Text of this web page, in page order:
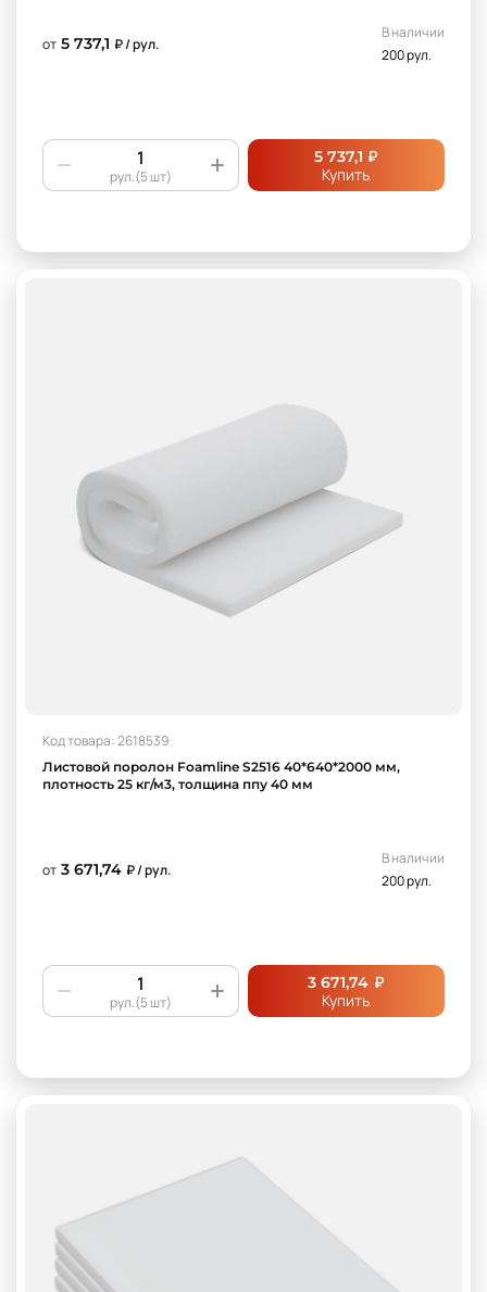
от 5 737,1 ₽ / рул.
В наличии
200 рул.
рул.(5 шт)
5 737,1 ₽
Купить
Код товара: 2618539
Листовой поролон Foamline S2516 40*640*2000 мм,
плотность 25 кг/м3, толщина ппу 40 мм
от 3 671,74 ₽ / рул.
В наличии
200 рул.
рул.(5 шт)
3 671,74 ₽
Купить